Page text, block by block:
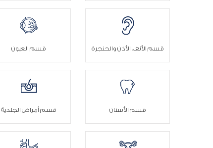
قسم الأنف، الأذن والحنجرة قسم العيون
قسم الأسنان قسم أمراض الجلدية